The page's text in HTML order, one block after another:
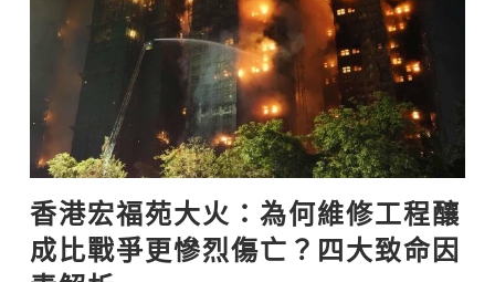
香港宏福苑大火：為何維修工程釀
成比戰爭更慘烈傷亡？四大致命因